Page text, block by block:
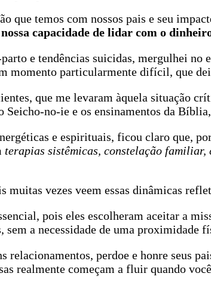
que temos com nossos pais e seu
capacidade de lidar com o
e tendências suicidas, mergulhei no
momento particularmente difícil, que
que me levaram àquela situação
no-ie e os ensinamentos da
e espirituais, ficou claro que,
terapias sistêmicas, constelação
vezes veem essas dinâmicas
pois eles escolheram aceitar a
a necessidade de uma proximidade
perdoe e honre seus
realmente começam a fluir quando